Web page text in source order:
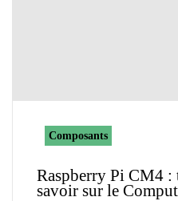
Composants
Raspberry Pi CM4 :
savoir sur le